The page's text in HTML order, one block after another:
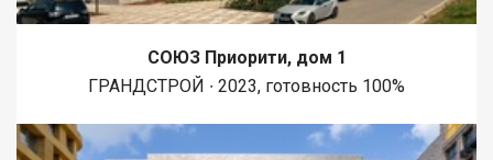
СОЮЗ Приорити, дом 1
ГРАНДСТРОЙ ∙ 2023, готовность 100%